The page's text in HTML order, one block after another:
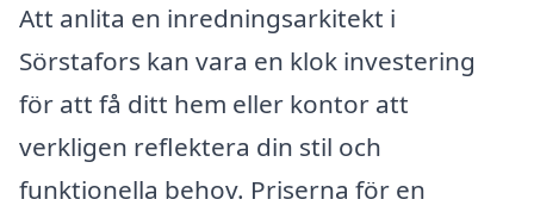
Att anlita en inredningsarkitekt i
Sörstafors kan vara en klok investering
för att få ditt hem eller kontor att
verkligen reflektera din stil och
funktionella behov. Priserna för en